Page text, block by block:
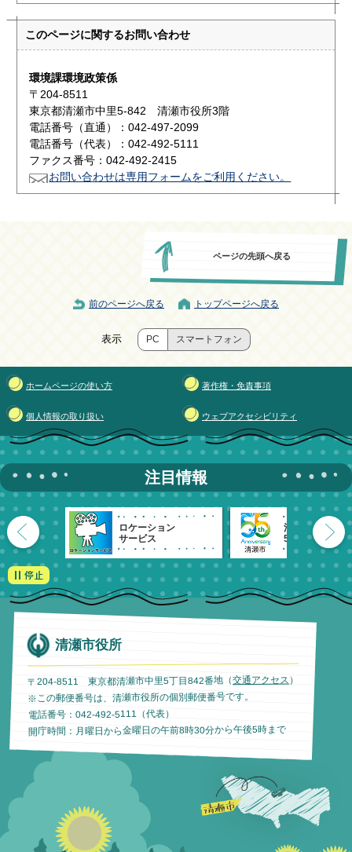
このページに関するお問い合わせ
環境課環境政策係
〒204-8511
東京都清瀬市中里5-842 清瀬市役所3階
電話番号（直通）：042-497-2099
電話番号（代表）：042-492-5111
ファクス番号：042-492-2415
お問い合わせは専用フォームをご利用ください。
ページの先頭へ戻る
前のページへ戻る トップページへ戻る
表示 PC スマートフォン
ホームページの使い方 著作権・免責事項
個人情報の取り扱い ウェブアクセシビリティ
注目情報
ロケーション
サービス
清瀬市
55周年記念
清瀬市役所
〒204-8511 東京都清瀬市中里5丁目842番地（交通アクセス ）
※この郵便番号は、清瀬市役所の個別郵便番号です。
電話番号：042-492-5111（代表）
開庁時間：月曜日から金曜日の午前8時30分から午後5時まで